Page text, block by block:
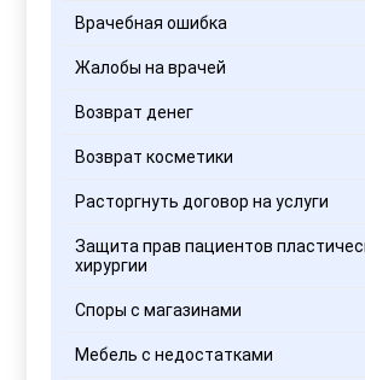
Врачебная ошибка
Жалобы на врачей
Возврат денег
Возврат косметики
Расторгнуть договор на услуги
Защита прав пациентов
хирургии
Споры с магазинами
Мебель с недостатками